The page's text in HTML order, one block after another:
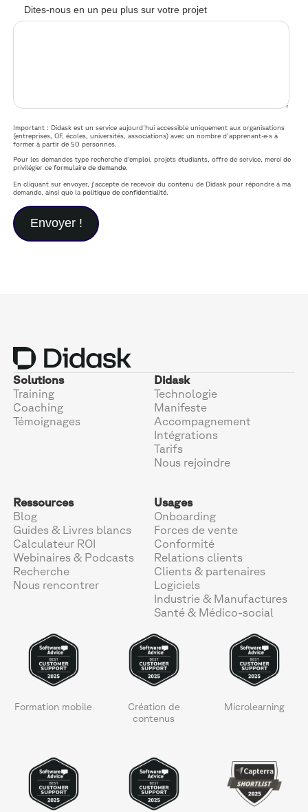
Dites-nous en un peu plus sur votre projet
Important : Didask est un service aujourd'hui accessible uniquement aux organisations
(entreprises, OF, écoles, universités, associations) avec un nombre d'apprenant·e·s à
former à partir de 50 personnes.
Pour les demandes type recherche d'emploi, projets étudiants, offre de service, merci de
privilégierce formulaire de demande.
En cliquant sur envoyer, j'accepte de recevoir du contenu de Didask pour répondre à ma
demande, ainsi que lapolitique de confidentialité.
Solutions
Training
Coaching
Témoignages
Didask
Technologie
Manifeste
Accompagnement
Intégrations
Tarifs
Nous rejoindre
Ressources
Blog
Guides & Livres blancs
Calculateur ROI
Webinaires & Podcasts
Recherche
Nous rencontrer
Usages
Onboarding
Forces de vente
Conformité
Relations clients
Clients & partenaires
Logiciels
Industrie & Manufactures
Santé & Médico-social
Formation mobile
Création de
contenus
Microlearning